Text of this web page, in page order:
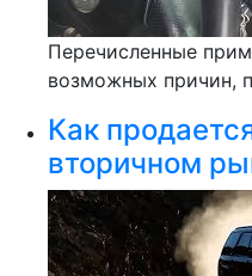
Перечисленные
возможных причин,
Как
вторичном